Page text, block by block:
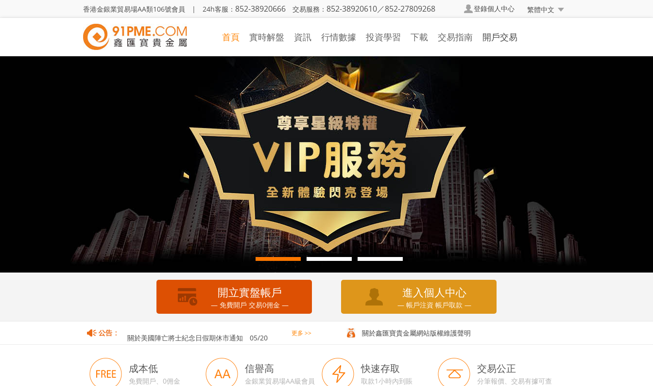
香港金銀業貿易場AA類106號會員 | 24h客服： 852-38920666 交易服務： 852-38920610／852-27809268 繁體中文
登錄個人中心
首頁 實時解盤 資訊
金銀日評
策略研究
機構觀點
市場動態
行情數據
行情中心
財經日曆
投資學習
基本面知識
技術面知識
投資技巧
視頻學習
投資詞彙
下載 交易指南
掛單交易
交易詞彙
常見問題
資金安全
異常交易處理
開戶交易
人民幣兌換率
反洗黑錢聲明
開立實盤帳戶
— 免費開戶 交易0佣金 —
進入個人中心
— 帳戶注資 帳戶取款 —
關於香港佛誕假期暫停取款服務通知 05/20
關於美國陣亡將士紀念日假期休市通知 更多 >> 關於鑫匯寶貴金屬網站版權維護聲明
成本低
免費開戶、0佣金
信譽高
金銀業貿易場AA級會員
快速存取
取款1小時內到賬
交易公正
分筆報價、交易有據可查